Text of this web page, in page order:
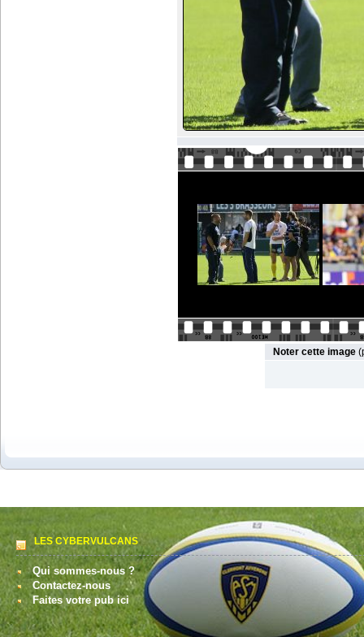
Noter cette image
LES CYBERVULCANS
Qui sommes-nous ?
Contactez-nous
Faites votre pub ici